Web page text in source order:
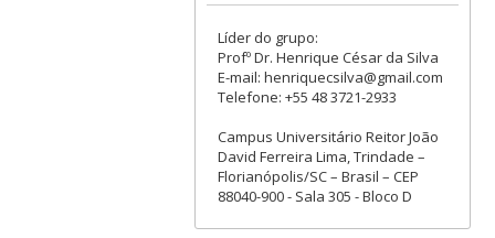
Líder do grupo:
Profº Dr. Henrique César da Silva
E-mail: henriquecsilva@gmail.com
Telefone: +55 48 3721-2933
Campus Universitário Reitor João
David Ferreira Lima, Trindade –
Florianópolis/SC – Brasil – CEP
88040-900 - Sala 305 - Bloco D